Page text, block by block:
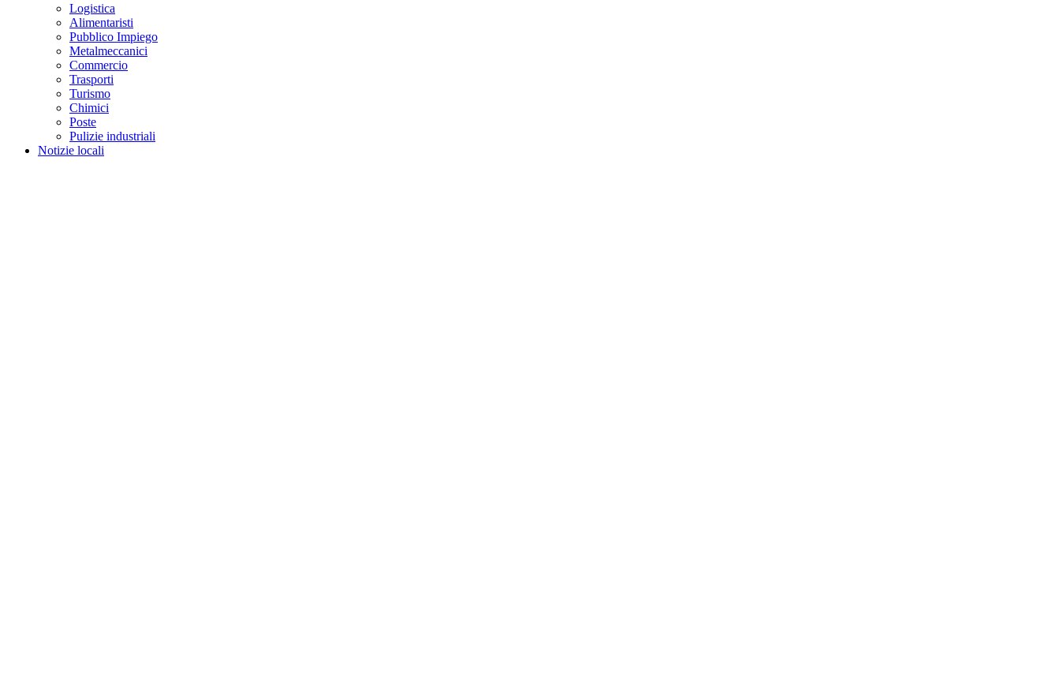
Logistica
Alimentaristi
Pubblico Impiego
Metalmeccanici
Commercio
Trasporti
Turismo
Chimici
Poste
Pulizie industriali
Notizie locali